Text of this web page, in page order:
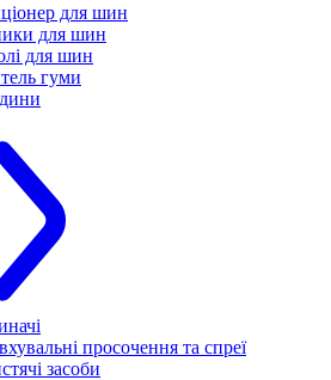
для шин
для шин
для шин
гуми
просочення та спреї
засоби